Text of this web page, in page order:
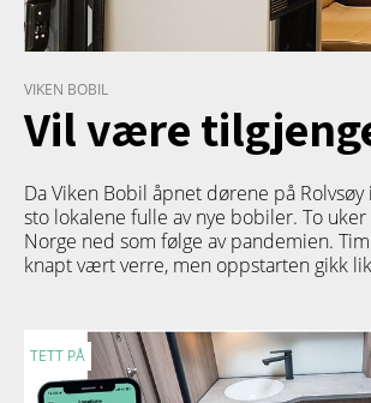
VIKEN BOBIL
Vil være
Da Viken Bobil åpnet dørene på
sto lokalene fulle av nye bobiler. To
Norge ned som følge av pandemien.
knapt vært verre, men oppstarten gikk
TETT PÅ